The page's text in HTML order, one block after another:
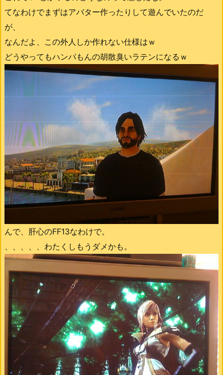
てなわけでまずはアバター作ったりして遊んでいたのだ
が、
なんだよ、この外人しか作れない仕様はｗ
どうやってもハンパもんの胡散臭いラテンになるｗ
んで、肝心のFF13なわけで。
、、、、、わたくしもうダメかも。